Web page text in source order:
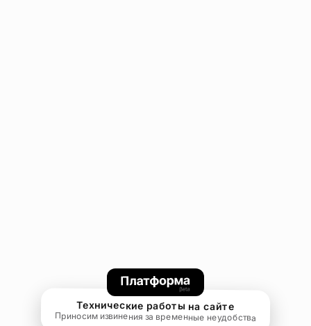
Технические работы на сайте
Приносим извинения за временные неудобства